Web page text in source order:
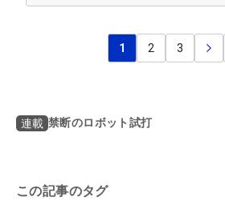
1 2 3
連載 禁断のロボット試打
この記事のタグ